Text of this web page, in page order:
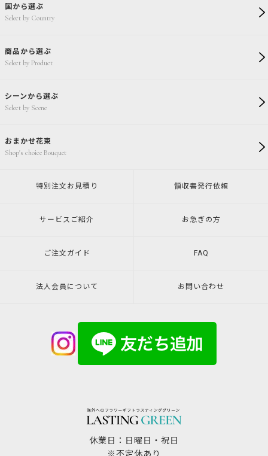
国から選ぶ
Select by Country
商品から選ぶ
Select by Product
シーンから選ぶ
Select by Scene
おまかせ花束
Shop's choice Bouquet
特別注文 お見積り 領収書発行依頼
サービスご紹介 お急ぎの方
ご注文ガイド FAQ
法人会員について お問い合わせ
休業日：日曜日・祝日
※不定休あり